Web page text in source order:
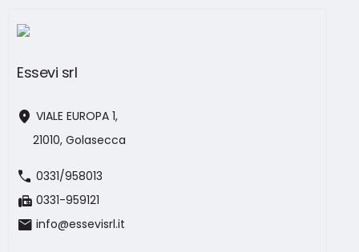
Essevi srl
location_on VIALE EUROPA 1,
21010, Golasecca
call 0331/958013
fax 0331-959121
mail info@essevisrl.it